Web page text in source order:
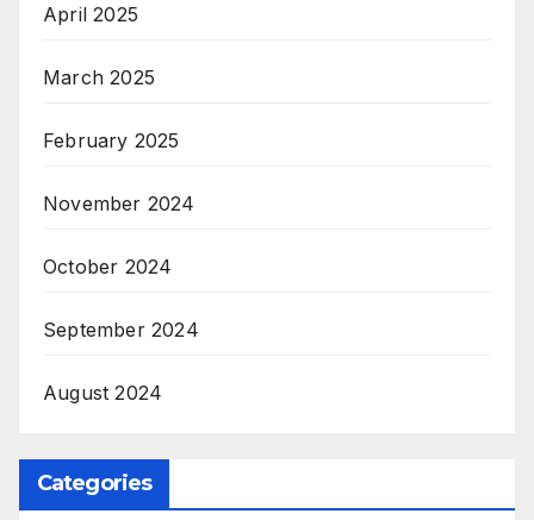
April 2025
March 2025
February 2025
November 2024
October 2024
September 2024
August 2024
Categories